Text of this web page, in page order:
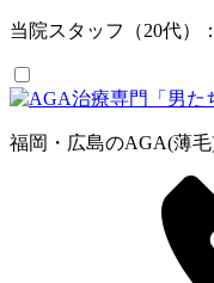
当院スタッフ（20代）
福岡・広島のAGA(薄